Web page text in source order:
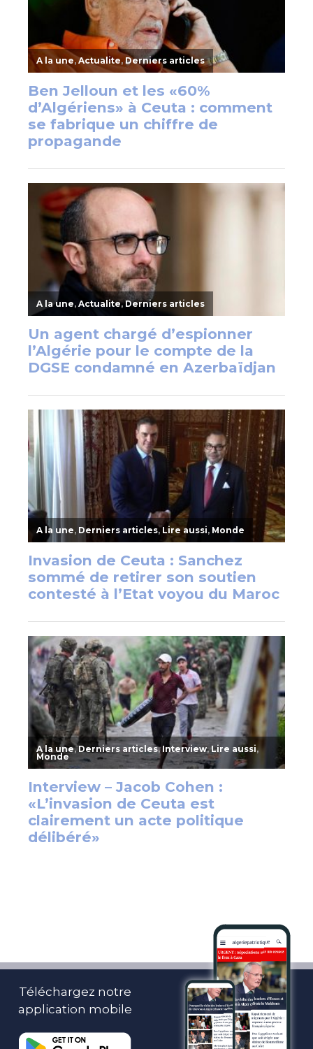
Téléchargez notre
application mobile